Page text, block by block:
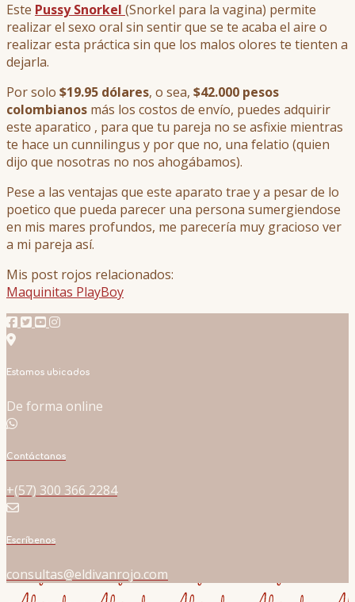
Este Pussy Snorkel (Snorkel para la vagina) permite
realizar el sexo oral sin sentir que se te acaba el aire o
realizar esta práctica sin que los malos olores te tienten a
dejarla.
Por solo $19.95 dólares, o sea, $42.000 pesos
colombianos más los costos de envío, puedes adquirir
este aparatico , para que tu pareja no se asfixie mientras
te hace un cunnilingus y por que no, una felatio (quien
dijo que nosotras no nos ahogábamos).
Pese a las ventajas que este aparato trae y a pesar de lo
poetico que pueda parecer una persona sumergiendose
en mis mares profundos, me parecería muy gracioso ver
a mi pareja así.
Mis post rojos relacionados:
Maquinitas PlayBoy
Estamos ubicados
De forma online
Contáctanos
+(57) 300 366 2284
Escríbenos
consultas@eldivanrojo.com